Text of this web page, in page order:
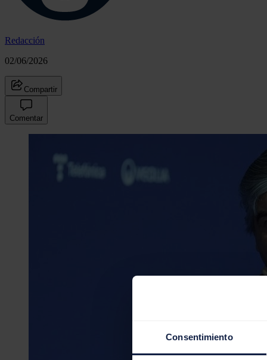
Consentimiento
Redacción
02/06/2026
Compartir
Comentar